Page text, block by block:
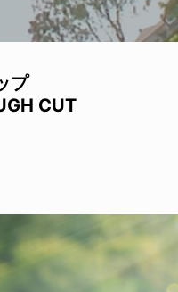
プ
CUT